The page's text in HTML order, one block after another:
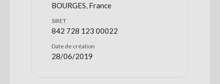
BOURGES, France
SIRET
842 728 123 00022
Date de création
28/06/2019